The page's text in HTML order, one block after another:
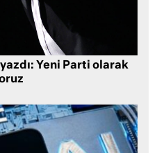
Yeni Parti olarak